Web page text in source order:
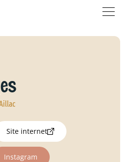
Site internet
Instagram